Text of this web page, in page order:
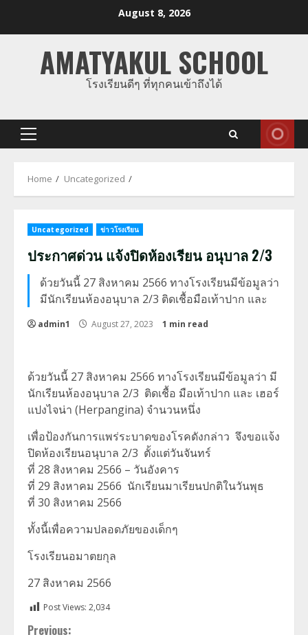
August 8, 2026
AMATYAKUL SCHOOL
โรงเรียนดีๆ ที่ทุกคนเข้าถึงได้
Primary
Home Uncategorized
Uncategorized ข่าวโรงเรียน
ประกาศด่วน แจ้งปิดห้องเรียน อนุบาล 2/3
ด้วยวันนี้ 27 สิงหาคม 2566 ทางโรงเรียนมีข้อมูลว่า
มีนักเรียนห้องอนุบาล 2/3 ติดเชื้อมือเท้าปาก และ
admin1 August 27, 2023 1 min read
ด้วยวันนี้ 27 สิงหาคม 2566 ทางโรงเรียนมีข้อมูลว่า มี
นักเรียนห้องอนุบาล 2/3 ติดเชื้อ มือเท้าปาก และ เฮอร์
แปงไจน่า (Herpangina) จำนวนหนึ่ง
เพื่อป้องกันการแพร่ระบาดของโรคดังกล่าว จึงขอแจ้ง
ปิดห้องเรียนอนุบาล 2/3 ตั้งแต่วันจันทร์
ที่ 28 สิงหาคม 2566 – วันอังคาร
ที่ 29 สิงหาคม 2566 นักเรียนมาเรียนปกติในวันพุธ
ที่ 30 สิงหาคม 2566
ทั้งนี้เพื่อความปลอดภัยของเด็กๆ
โรงเรียนอมาตยกุล
27 สิงหาคม 2566
Post Views: 2,034
Previous: